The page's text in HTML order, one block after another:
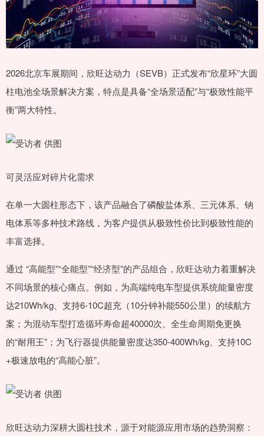
2026北京车展期间，欣旺达动力（SEVB）正式发布“欣星环”大圆
柱电池全场景解决方案，特点是具备“全场景适配”与“极致性能平
衡”两大特性。
可灵活应对碎片化需求
在单一大圆柱形态下，该产品融合了磷酸盐体系、三元体系、钠
电体系等多种技术路线，为客户提供从极致性价比到极致性能的
丰富选择。
通过 “高能型”“全能型”“经济型”的产品组合，欣旺达动力着重解决
不同场景的核心痛点。例如，为高端纯电车型提供系统能量密度
达210Wh/kg、支持6-10C超充（10分钟补能550公里）的续航方
案；为混动车型打造循环寿命超40000次、全生命周期免更换
的“耐用王”；为飞行器提供能量密度达350-400Wh/kg、支持10C
+极速放电的“高能心脏”。
欣旺达动力深耕大圆柱技术，源于对能源应用市场的趋势洞察：